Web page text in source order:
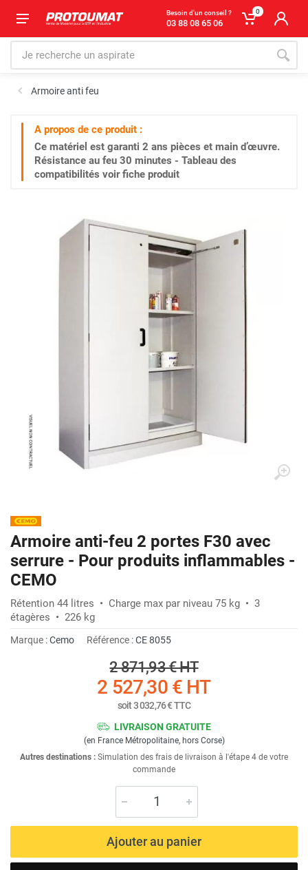
Besoin d'un conseil ?
03 88 08 65 06
0
Armoire anti feu
A propos de ce produit :
Ce matériel est garanti 2 ans pièces et main d’œuvre.
Résistance au feu 30 minutes - Tableau des
compatibilités voir fiche produit
Armoire anti-feu 2 portes F30 avec
serrure - Pour produits inflammables -
CEMO
Rétention 44 litres • Charge max par niveau 75 kg • 3
étagères • 226 kg
Marque :Cemo Référence :CE 8055
2 871,93 €HT
2 527,30 € HT
soit3 032,76 €TTC
LIVRAISON GRATUITE
(en France Métropolitaine, hors Corse)
Autres destinations : Simulation des frais de livraison à l'étape 4 de votre
commande
Ajouter au panier